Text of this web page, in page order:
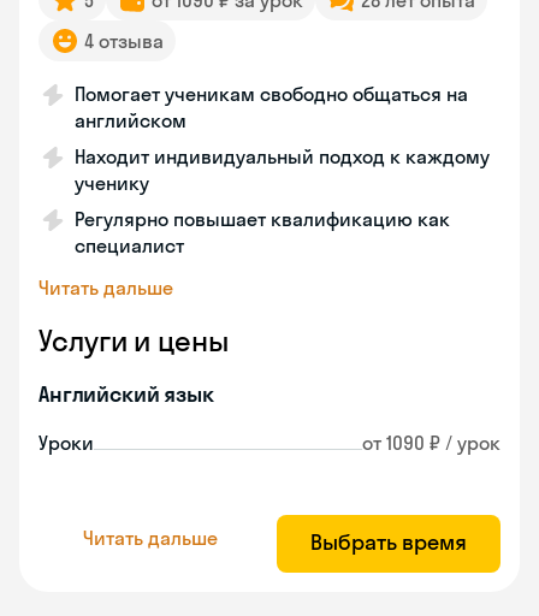
4 отзыва
Помогает ученикам свободно общаться на
английском
Находит индивидуальный подход к каждому
ученику
Регулярно повышает квалификацию как
специалист
Читать дальше
Услуги и цены
Английский язык
Уроки от 1090 ₽ / урок
Читать дальше Выбрать время